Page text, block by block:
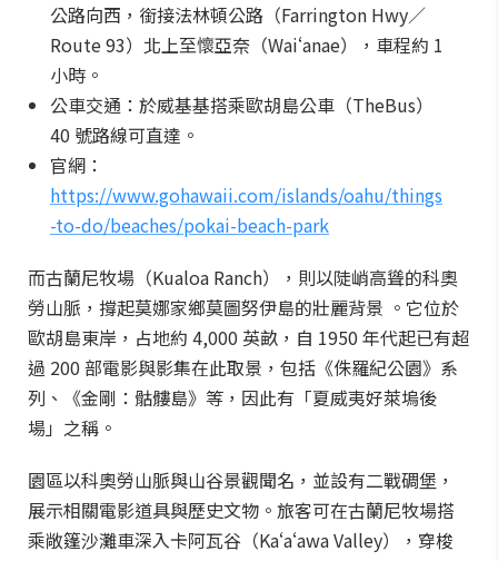
公路向西，銜接法林頓公路（Farrington Hwy／
Route 93）北上至懷亞奈（Waiʻanae），車程約 1
小時。
公車交通：於威基基搭乘歐胡島公車（TheBus）
40 號路線可直達。
官網：
https://www.gohawaii.com/islands/oahu/things
-to-do/beaches/pokai-beach-park
而古蘭尼牧場（Kualoa Ranch），則以陡峭高聳的科奧
勞山脈，撐起莫娜家鄉莫圖努伊島的壯麗背景 。它位於
歐胡島東岸，占地約 4,000 英畝，自 1950 年代起已有超
過 200 部電影與影集在此取景，包括《侏羅紀公園》系
列、《金剛：骷髏島》等，因此有「夏威夷好萊塢後
場」之稱。
園區以科奧勞山脈與山谷景觀聞名，並設有二戰碉堡，
展示相關電影道具與歷史文物。旅客可在古蘭尼牧場搭
乘敞篷沙灘車深入卡阿瓦谷（Kaʻaʻawa Valley），穿梭